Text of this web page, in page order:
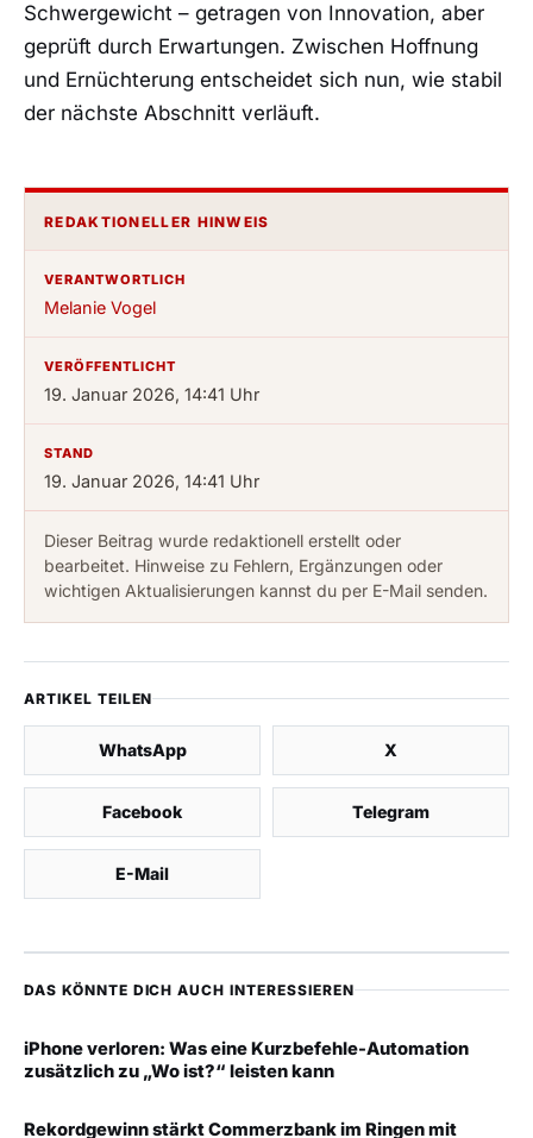
Schwergewicht – getragen von Innovation, aber
geprüft durch Erwartungen. Zwischen Hoffnung
und Ernüchterung entscheidet sich nun, wie stabil
der nächste Abschnitt verläuft.
REDAKTIONELLER HINWEIS
VERANTWORTLICH
Melanie Vogel
VERÖFFENTLICHT
19. Januar 2026, 14:41 Uhr
STAND
19. Januar 2026, 14:41 Uhr
Dieser Beitrag wurde redaktionell erstellt oder
bearbeitet. Hinweise zu Fehlern, Ergänzungen oder
wichtigen Aktualisierungen kannst du per E-Mail senden.
ARTIKEL TEILEN
WhatsApp X
Facebook Telegram
E-Mail
DAS KÖNNTE DICH AUCH INTERESSIEREN
iPhone verloren: Was eine Kurzbefehle-Automation
zusätzlich zu „Wo ist?“ leisten kann
Rekordgewinn stärkt Commerzbank im Ringen mit